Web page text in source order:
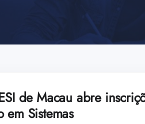
de Macau abre
em Sistemas